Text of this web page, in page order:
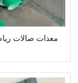
معدات صالات